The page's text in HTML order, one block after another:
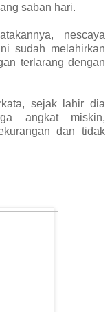
saban hari.
nescaya
sudah melahirkan
terlarang dengan
sejak lahir dia
angkat miskin,
dan tidak